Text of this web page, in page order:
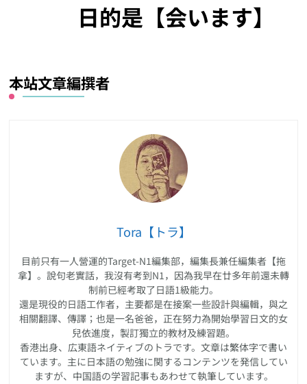
日的是【会います】
本站文章編撰者
Tora【トラ】
目前只有一人營運的Target-N1編集部，編集長兼任編集者【拖
拿】。說句老實話，我沒有考到N1，因為我早在廿多年前還未轉
制前已經考取了日語1級能力。
還是現役的日語工作者，主要都是在接案一些設計與編輯，與之
相關翻譯、傳譯；也是一名爸爸，正在努力為開始學習日文的女
兒依進度，製訂獨立的教材及練習題。
香港出身、広東語ネイティブのトラです。文章は繁体字で書い
ています。主に日本語の勉強に関するコンテンツを発信してい
ますが、中国語の学習記事もあわせて執筆しています。